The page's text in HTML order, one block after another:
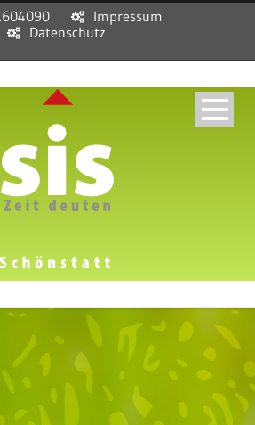
Impressum
Datenschutz